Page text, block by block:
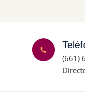
(661)